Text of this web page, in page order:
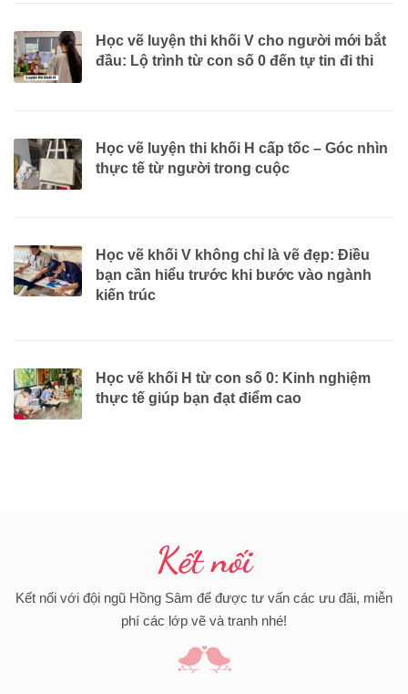
Học vẽ luyện thi khối V cho người mới bắt
đầu: Lộ trình từ con số 0 đến tự tin đi thi
Học vẽ luyện thi khối H cấp tốc – Góc nhìn
thực tế từ người trong cuộc
Học vẽ khối V không chỉ là vẽ đẹp: Điều
bạn cần hiểu trước khi bước vào ngành
kiến trúc
Học vẽ khối H từ con số 0: Kinh nghiệm
thực tế giúp bạn đạt điểm cao
Kết nối
Kết nối với đội ngũ Hồng Sâm để được tư vấn các ưu đãi, miễn
phí các lớp vẽ và tranh nhé!